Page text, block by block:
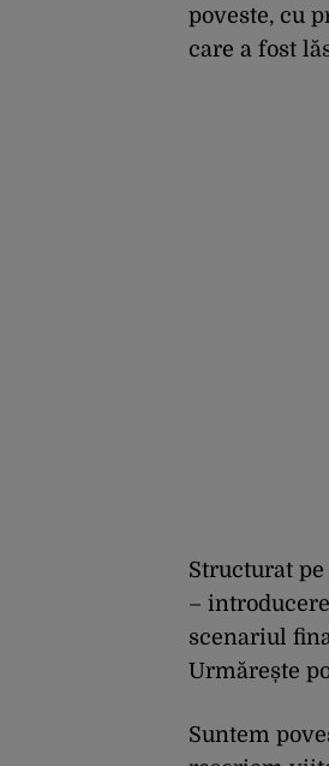
poveste, cu
care a fost
Structurat
–
scenariul
Urmărește
Suntem